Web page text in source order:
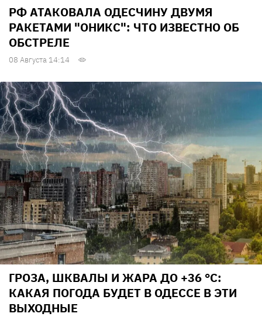
РФ АТАКОВАЛА ОДЕСЧИНУ ДВУМЯ
РАКЕТАМИ "ОНИКС": ЧТО ИЗВЕСТНО ОБ
ОБСТРЕЛЕ
08 Августа 14:14
ГРОЗА, ШКВАЛЫ И ЖАРА ДО +36 °С:
КАКАЯ ПОГОДА БУДЕТ В ОДЕССЕ В ЭТИ
ВЫХОДНЫЕ